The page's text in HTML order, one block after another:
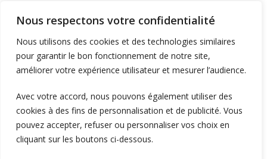
Nous respectons votre confidentialité
Nous utilisons des cookies et des technologies similaires
pour garantir le bon fonctionnement de notre site,
améliorer votre expérience utilisateur et mesurer l’audience.
Avec votre accord, nous pouvons également utiliser des
cookies à des fins de personnalisation et de publicité. Vous
pouvez accepter, refuser ou personnaliser vos choix en
cliquant sur les boutons ci-dessous.
Aix en Provence
Ventiseri (Corse)
Supermarchés et commerces
Flotte d'entreprise
Logistique et transport